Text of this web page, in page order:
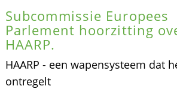
Subcommissie Europees
Parlement hoorzitting
HAARP.
HAARP - een wapensysteem dat
ontregelt